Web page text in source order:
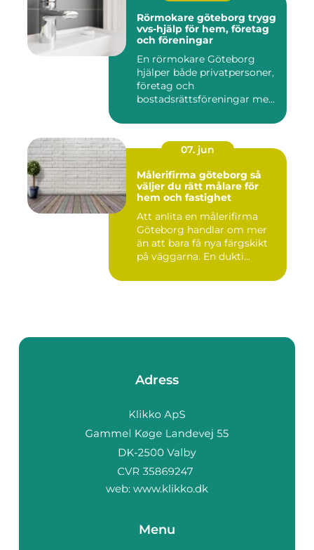
Rörmokare göteborg trygg
vvs-hjälp för hem, företag
och föreningar
En rörmokare Göteborg
hjälper både privatpersoner,
företag och
bostadsrättsföreningar med
07. jun
Målerifirma göteborg så
väljer du rätt målare för
hem och fastighet
Att anlita en målerifirma
Göteborg handlar om mer
än att bara få nya färgskikt
på väggarna. En dukti...
Adress
web: www.klikko.dk
Menu